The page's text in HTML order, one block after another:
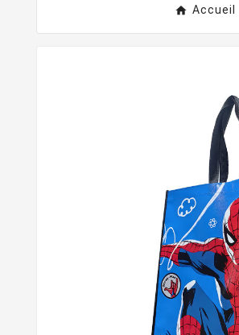
Accueil